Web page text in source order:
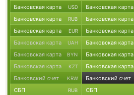
Банковская карта USD Банковская карта
Банковская карта RUB Банковская карта
Банковская карта EUR Банковская карта
Банковская карта UAH Банковская карта
Банковская карта BYN Банковская карта
Банковская карта KZT Банковская карта
Банковский счет KRW Банковский счет
СБП RUB СБП